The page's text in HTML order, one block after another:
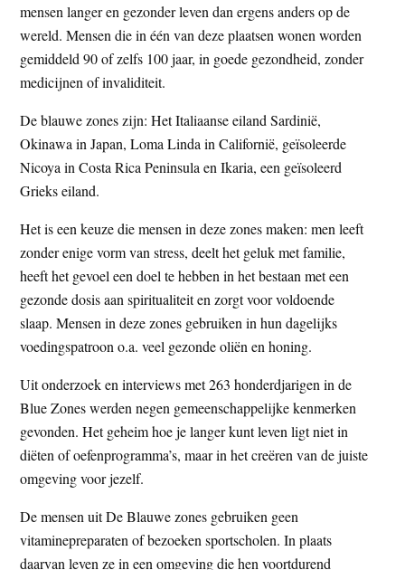
mensen langer en gezonder leven dan ergens anders op de
wereld. Mensen die in één van deze plaatsen wonen worden
gemiddeld 90 of zelfs 100 jaar, in goede gezondheid, zonder
medicijnen of invaliditeit.
De blauwe zones zijn: Het Italiaanse eiland Sardinië,
Okinawa in Japan, Loma Linda in Californië, geïsoleerde
Nicoya in Costa Rica Peninsula en Ikaria, een geïsoleerd
Grieks eiland.
Het is een keuze die mensen in deze zones maken: men leeft
zonder enige vorm van stress, deelt het geluk met familie,
heeft het gevoel een doel te hebben in het bestaan met een
gezonde dosis aan spiritualiteit en zorgt voor voldoende
slaap. Mensen in deze zones gebruiken in hun dagelijks
voedingspatroon o.a. veel gezonde oliën en honing.
Uit onderzoek en interviews met 263 honderdjarigen in de
Blue Zones werden negen gemeenschappelijke kenmerken
gevonden. Het geheim hoe je langer kunt leven ligt niet in
diëten of oefenprogramma’s, maar in het creëren van de juiste
omgeving voor jezelf.
De mensen uit De Blauwe zones gebruiken geen
vitaminepreparaten of bezoeken sportscholen. In plaats
daarvan leven ze in een omgeving die hen voortdurend